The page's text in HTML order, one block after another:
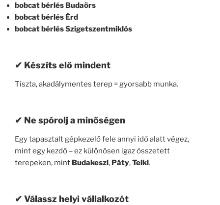
bobcat bérlés Budaörs
bobcat bérlés Érd
bobcat bérlés Szigetszentmiklós
✔ Készíts elő mindent
Tiszta, akadálymentes terep = gyorsabb munka.
✔ Ne spórolj a minőségen
Egy tapasztalt gépkezelő fele annyi idő alatt végez,
mint egy kezdő – ez különösen igaz összetett
terepeken, mint Budakeszi, Páty,Telki.
✔ Válassz helyi vállalkozót